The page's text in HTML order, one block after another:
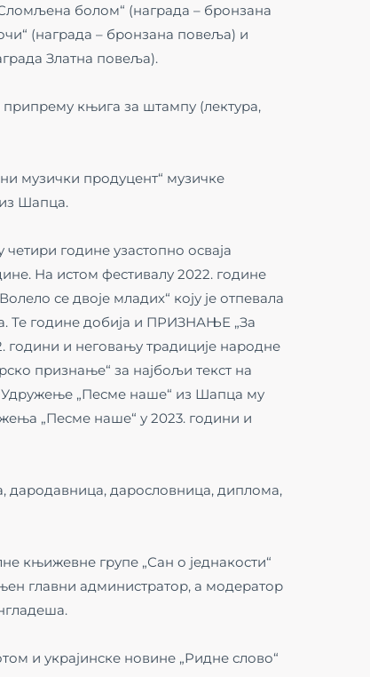
болом“ (награда – бронзана
(награда – бронзана повеља) и
Златна повеља).
књига за штампу (лектура,
музички продуцент“ музичке
Шапца.
године узастопно осваја
На истом фестивалу 2022. године
се двоје младих“ коју је отпевала
Те године добија и ПРИЗНАЊЕ „За
и неговању традиције народне
признање“ за најбољи текст на
Удружење „Песме наше“ из Шапца му
„Песме наше“ у 2023. години и
дародавница, дарословница, диплома,
књижевне групе „Сан о једнакости“
главни администратор, а модератор
и украјинске новине „Ридне слово“